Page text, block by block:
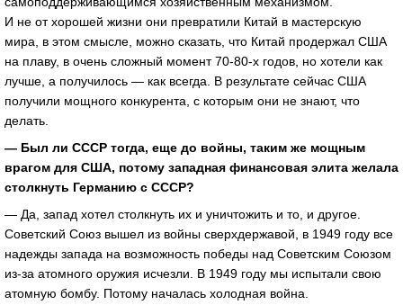
И не от хорошей жизни они превратили Китай в мастерскую
мира, в этом смысле, можно сказать, что Китай продержал США
на плаву, в очень сложный момент 70-80-х годов, но хотели как
лучше, а получилось — как всегда. В результате сейчас США
получили мощного конкурента, с которым они не знают, что
делать.
— Был ли СССР тогда, еще до войны, таким же мощным
врагом для США, потому западная финансовая элита желала
столкнуть Германию с СССР?
— Да, запад хотел столкнуть их и уничтожить и то, и другое.
Советский Союз вышел из войны сверхдержавой, в 1949 году все
надежды запада на возможность победы над Советским Союзом
из-за атомного оружия исчезли. В 1949 году мы испытали свою
атомную бомбу. Потому началась холодная война.